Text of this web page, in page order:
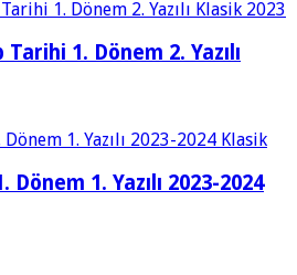
Tarihi 1. Dönem 2. Yazılı
Dönem 1. Yazılı 2023-2024